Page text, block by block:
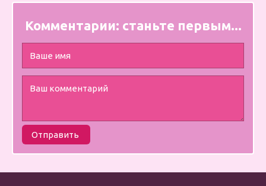
Комментарии: станьте первым...
Отправить